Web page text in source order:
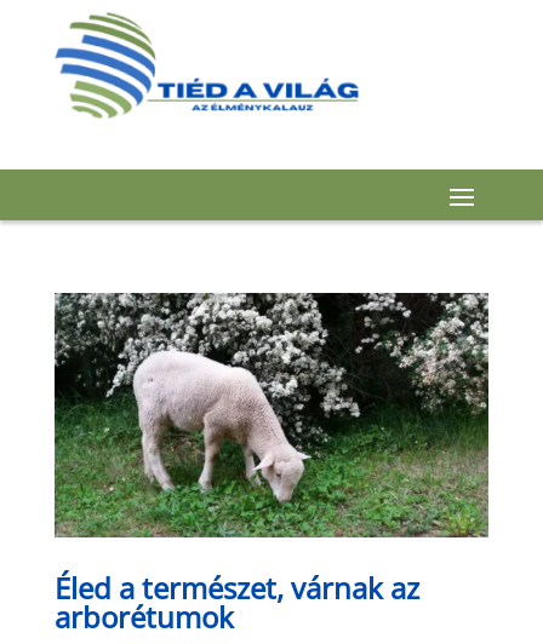
Éled a természet, várnak az
arborétumok